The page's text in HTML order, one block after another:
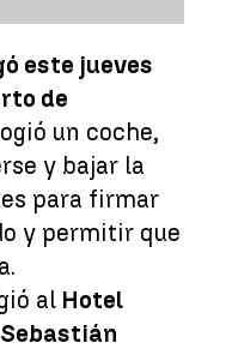
este jueves
de
un coche,
y bajar la
para firmar
y permitir que
al Hotel